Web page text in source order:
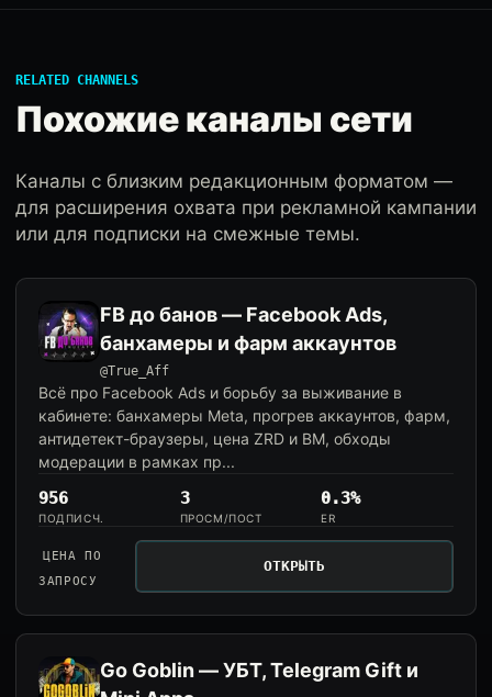
RELATED CHANNELS
Похожие каналы сети
Каналы с близким редакционным форматом —
для расширения охвата при рекламной кампании
или для подписки на смежные темы.
FB до банов — Facebook Ads,
банхамеры и фарм аккаунтов
@True_Aff
Всё про Facebook Ads и борьбу за выживание в
кабинете: банхамеры Meta, прогрев аккаунтов, фарм,
антидетект-браузеры, цена ZRD и BM, обходы
модерации в рамках пр...
956
ПОДПИСЧ.
3
ПРОСМ/ПОСТ
0.3%
ER
ЦЕНА ПО
ЗАПРОСУ
ОТКРЫТЬ
Go Goblin — УБТ, Telegram Gift и